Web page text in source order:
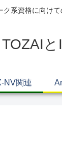
系資格に向け
NV関連